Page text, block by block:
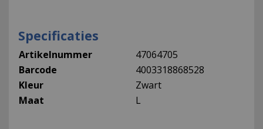
Specificaties
Artikelnummer
47064705
Barcode
4003318868528
Kleur
Zwart
Maat
L